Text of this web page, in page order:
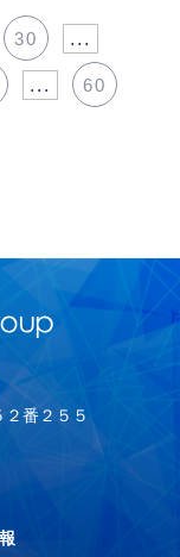
30 ...
... 60
番２５５